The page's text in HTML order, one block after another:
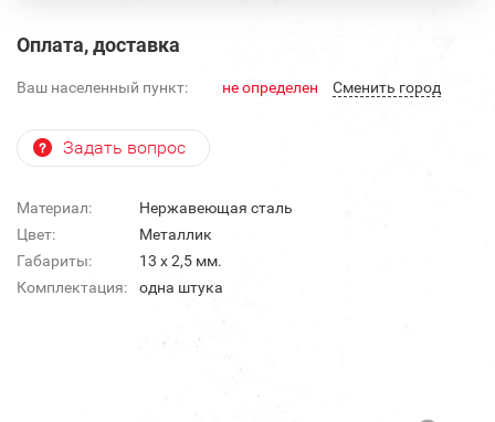
Оплата, доставка
Ваш населенный пункт: не определен Cменить город
Задать вопрос
Материал:
Нержавеющая сталь
Цвет:
Металлик
Габариты:
13 х 2,5 мм.
Комплектация:
одна штука